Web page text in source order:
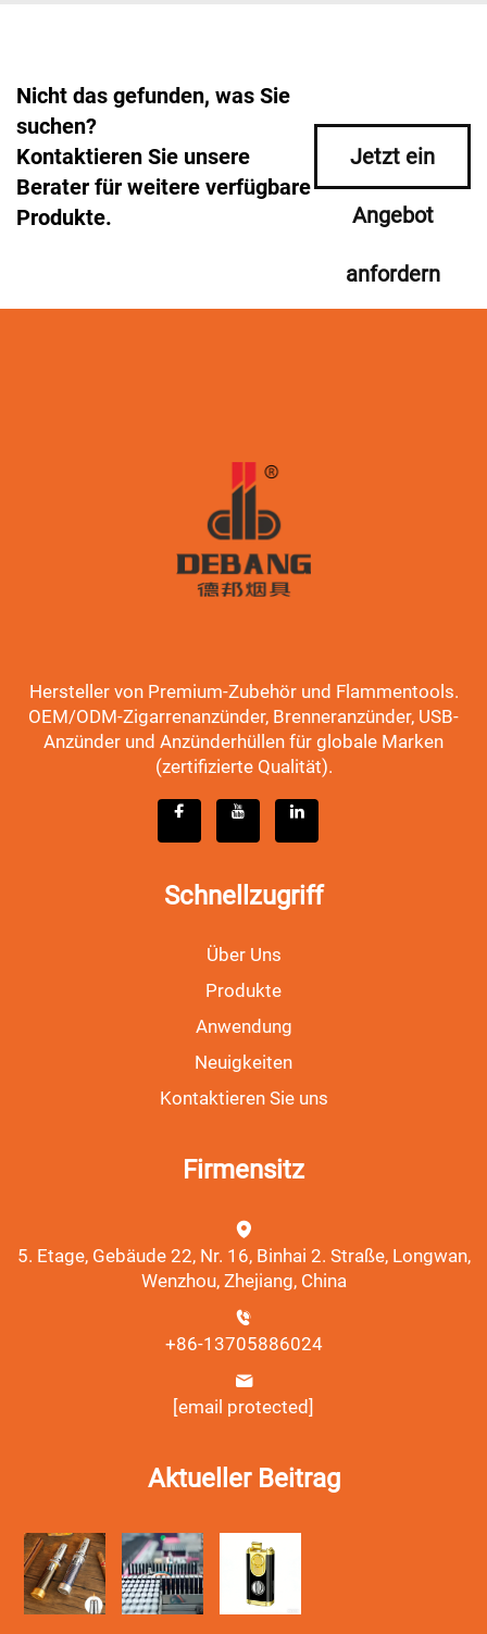
Nicht das gefunden, was Sie
suchen?
Kontaktieren Sie unsere
Berater für weitere verfügbare
Produkte.
Jetzt ein
Angebot
anfordern
Hersteller von Premium-Zubehör und Flammentools.
OEM/ODM-Zigarrenanzünder, Brenneranzünder, USB-
Anzünder und Anzünderhüllen für globale Marken
(zertifizierte Qualität).
Schnellzugriff
Über Uns
Produkte
Anwendung
Neuigkeiten
Kontaktieren Sie uns
Firmensitz
5. Etage, Gebäude 22, Nr. 16, Binhai 2. Straße, Longwan,
Wenzhou, Zhejiang, China
+86-13705886024
[email protected]
Aktueller Beitrag